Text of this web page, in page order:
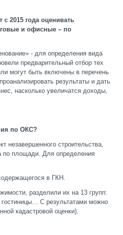
2015 года оценивать
и офисные – по
- для определения вида
предварительный отбор тех
могут быть включены в перечень
результаты и дать
насколько увеличатся доходы,
по ОКС?
незавершенного строительства,
по площади. Для определения
в ГКН.
разделили их на 13 групп:
С результатами можно
кадастровой оценки).